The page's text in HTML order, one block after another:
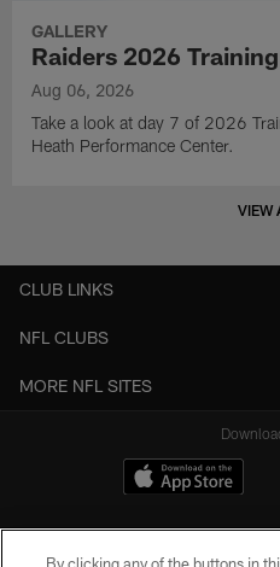
GALLERY
Raiders 2026
Aug 06, 2026
Take a look at day 7 of 2026
Heath Performance Center.
VIEW
CLUB LINKS
NFL CLUBS
MORE NFL SITES